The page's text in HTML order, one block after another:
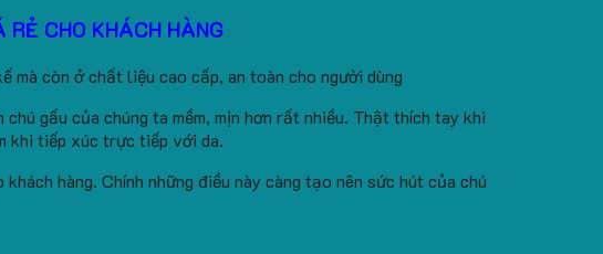
CHO KHÁCH HÀNG
mà còn ở chất liệu cao cấp, an toàn cho người dùng
gấu của chúng ta mềm, mịn hơn rất nhiều. Thật thích tay khi
khi tiếp xúc trực tiếp với da.
hàng. Chính những điều này càng tạo nên sức hút của chú